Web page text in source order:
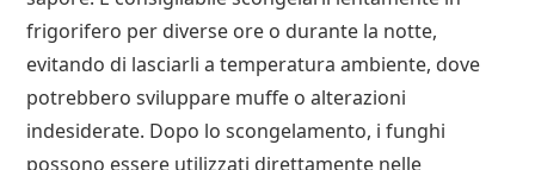
frigorifero per diverse ore o durante la notte,
evitando di lasciarli a temperatura ambiente, dove
potrebbero sviluppare muffe o alterazioni
indesiderate. Dopo lo scongelamento, i funghi
possono essere utilizzati direttamente nelle